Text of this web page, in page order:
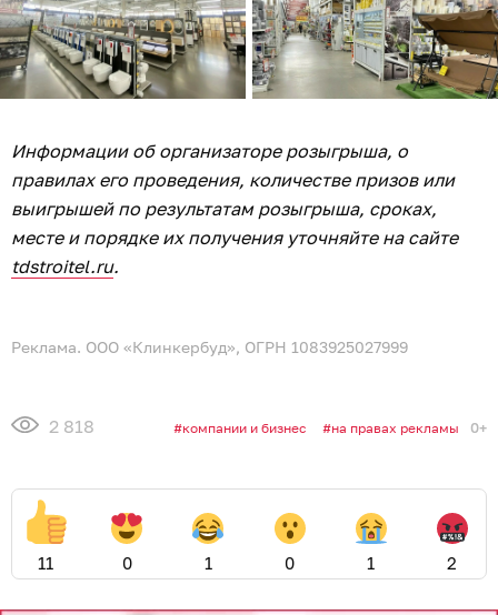
Информации об организаторе розыгрыша, о
правилах его проведения, количестве призов или
выигрышей по результатам розыгрыша, сроках,
месте и порядке их получения уточняйте на сайте
tdstroitel.ru.
Реклама. ООО «Клинкербуд», ОГРН 1083925027999
2 818 компании и бизнес на правах рекламы 0+
11 0 1 0 1 2